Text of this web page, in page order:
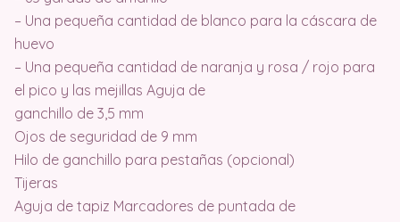
– Una pequeña cantidad de blanco para la cáscara de
huevo
– Una pequeña cantidad de naranja y rosa / rojo para
el pico y las mejillas Aguja de
ganchillo de 3,5 mm
Ojos de seguridad de 9 mm
Hilo de ganchillo para pestañas (opcional)
Tijeras
Aguja de tapiz Marcadores de puntada de